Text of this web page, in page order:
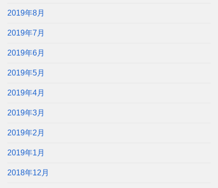
2019年8月
2019年7月
2019年6月
2019年5月
2019年4月
2019年3月
2019年2月
2019年1月
2018年12月